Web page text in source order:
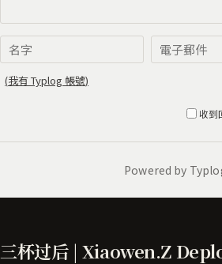
三杯过后 | Xiaowen.Z